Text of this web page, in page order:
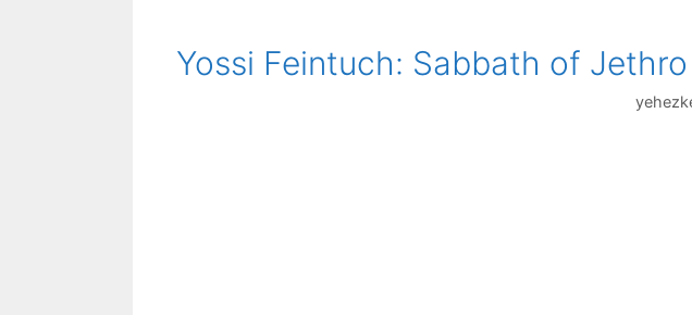
Yossi Feintuch: Sabbath of Jethro